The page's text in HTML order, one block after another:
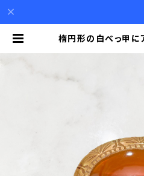
楕円形の白べっ甲に